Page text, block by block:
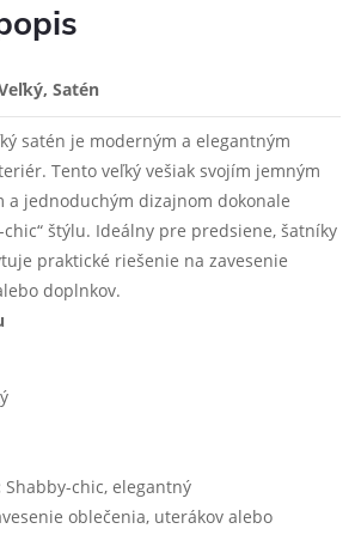
Satén
satén je moderným a elegantným
Tento veľký vešiak svojím jemným
a jednoduchým dizajnom dokonale
štýlu. Ideálny pre predsiene, šatníky
praktické riešenie na zavesenie
doplnkov.
Shabby-chic, elegantný
oblečenia, uterákov alebo